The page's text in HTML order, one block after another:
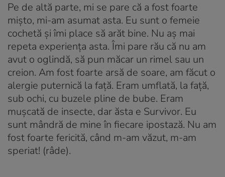
Pe de altă parte, mi se pare că a fost foarte
mișto, mi-am asumat asta. Eu sunt o femeie
cochetă și îmi place să arăt bine. Nu aș mai
repeta experiența asta. Îmi pare rău că nu am
avut o oglindă, să pun măcar un rimel sau un
creion. Am fost foarte arsă de soare, am făcut o
alergie puternică la față. Eram umflată, la față,
sub ochi, cu buzele pline de bube. Eram
mușcată de insecte, dar ăsta e Survivor. Eu
sunt mândră de mine în fiecare ipostază. Nu am
fost foarte fericită, când m-am văzut, m-am
speriat! (râde).